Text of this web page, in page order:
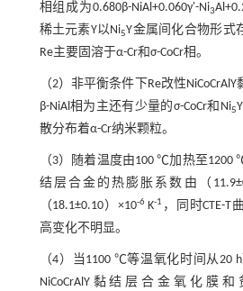
相组成为0.680β-NiAl+0.060γ'-Ni3
稀土元素Y以Ni5Y金属间化合物形式
Re主要固溶于α-Cr和σ-CoCr相。
（2）非平衡条件下Re改性
β-NiAl相为主还有少量的σ-CoCr和Ni5
散分布着α-Cr纳米颗粒。
（3）随着温度由100 ℃加热至1200
结层合金的热膨胀系数由（
（18.1±0.10）×10-6K-1 ，同时CTE-T
高变化不明显。
（4）当1100 ℃等温氧化时间从20
NiCoCrAlY黏结层合金氧化膜